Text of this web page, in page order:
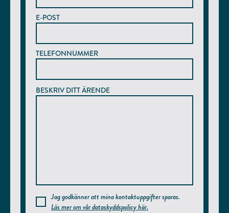
E-POST
TELEFONNUMMER
BESKRIV DITT ÄRENDE
Jag godkänner att mina kontaktuppgifter sparas.
Läs mer om vår dataskyddspolicy här.